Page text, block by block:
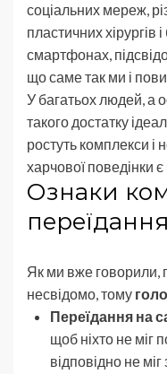
соціальних мереж,
пластичних хірургів
смартфонах,
що саме так ми і
У багатьох людей, а
такого достатку
ростуть комплекси і
харчової поведінки
Ознаки
переїдання
Як ми вже говорили,
несвідомо, тому
Переїдання на
щоб ніхто не міг
відповідно не міг